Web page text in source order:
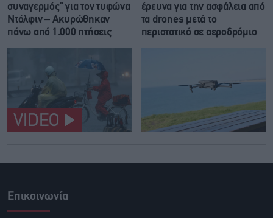
συναγερμός” για τον τυφώνα
Ντόλφιν – Ακυρώθηκαν
πάνω από 1.000 πτήσεις
VIDEO
έρευνα για την ασφάλεια από
τα drones μετά το
περιστατικό σε αεροδρόμιο
Επικοινωνία